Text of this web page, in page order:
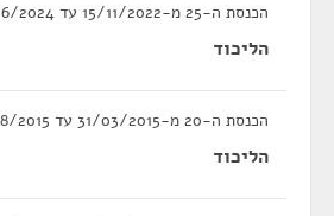
הכנסת ה-25 מ-15/11/2022 עד 30/06/2024
הליכוד
הכנסת ה-20 מ-31/03/2015 עד 27/08/2015
הליכוד